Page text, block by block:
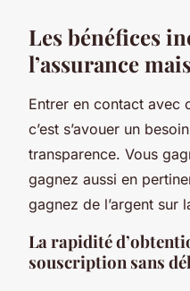
Les bénéfices
l’assurance
Entrer en contact avec
c’est s’avouer un
transparence. Vous
gagnez aussi en
gagnez de l’argent sur
La rapidité
souscription sans